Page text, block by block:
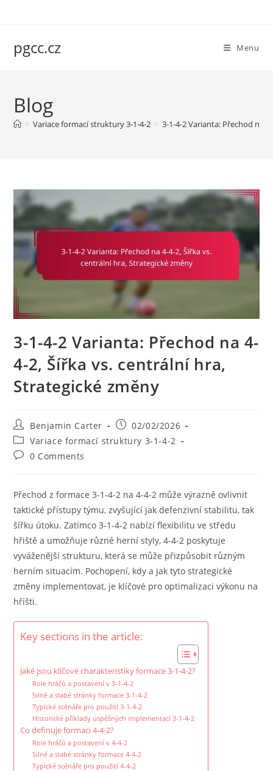
pgcc.cz Menu
Blog
> Variace formací struktury 3-1-4-2 > 3-1-4-2 Varianta: Přechod na
3-1-4-2 Varianta: Přechod na 4-
4-2, Šířka vs. centrální hra,
Strategické změny
Post
author:
Benjamin Carter
Post
published:
02/02/2026
Post
category:
Variace formací struktury 3-1-4-2
Post0 Comments
Přechod z formace 3-1-4-2 na 4-4-2 může výrazně ovlivnit
taktické přístupy týmu, zvyšující jak defenzivní stabilitu, tak
šířku útoku. Zatímco 3-1-4-2 nabízí flexibilitu ve středu
hřiště a umožňuje různé herní styly, 4-4-2 poskytuje
vyváženější strukturu, která se může přizpůsobit různým
herním situacím. Pochopení, kdy a jak tyto strategické
změny implementovat, je klíčové pro optimalizaci výkonu na
hřišti.
Key sections in the article:
Jaké jsou klíčové charakteristiky formace 3-1-4-2?
Role hráčů a postavení v 3-1-4-2
Silné a slabé stránky formace 3-1-4-2
Typické scénáře pro použití 3-1-4-2
Historické příklady úspěšných implementací 3-1-4-2
Co definuje formaci 4-4-2?
Role hráčů a postavení v 4-4-2
Silné a slabé stránky formace 4-4-2
Typické scénáře pro použití 4-4-2